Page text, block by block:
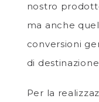
nostro
ma anche
conversioni
di
Per la